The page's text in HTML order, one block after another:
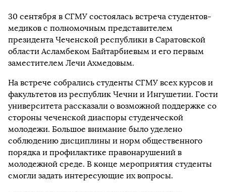
30 сентября в СГМУ состоялась встреча студентов-
медиков с полномочным представителем
президента Чеченской республики в Саратовской
области Асламбеком Байтарбиевым и его первым
заместителем Лечи Ахмедовым.
На встрече собрались студенты СГМУ всех курсов и
факультетов из республик Чечни и Ингушетии. Гости
университета рассказали о возможной поддержке со
стороны чеченской диаспоры студенческой
молодежи. Большое внимание было уделено
соблюдению дисциплины и норм общественного
порядка и профилактике правонарушений в
молодежной среде. В конце мероприятия студенты
смогли задать интересующие их вопросы.